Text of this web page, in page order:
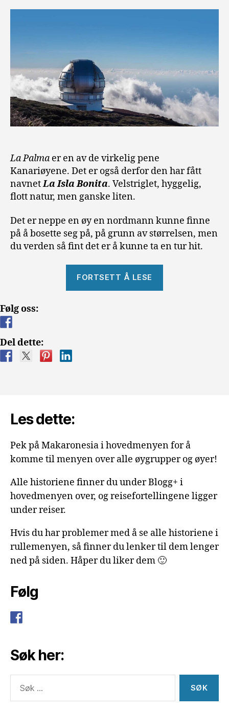
La Palma er en av de virkelig pene
Kanariøyene. Det er også derfor den har fått
navnetLa Isla Bonita. Velstriglet, hyggelig,
flott natur, men ganske liten.
Det er neppe en øy en nordmann kunne finne
på å bosette seg på, på grunn av størrelsen, men
du verden så fint det er å kunne ta en tur hit.
FORTSETT Å LESE
Følg oss:
Del dette:
Les dette:
Pek på Makaronesia i hovedmenyen for å
komme til menyen over alle øygrupper og øyer!
Alle historiene finner du under Blogg+ i
hovedmenyen over, og reisefortellingene ligger
under reiser.
Hvis du har problemer med å se alle historiene i
rullemenyen, så finner du lenker til dem lenger
ned på siden. Håper du liker dem 🙂
Følg
Søk her:
etter: